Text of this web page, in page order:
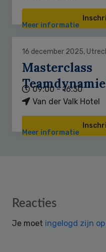
Meer informatie
16 december 2025,
Masterclass
09:00 - 16:30
Van der Valk Hotel
Meer informatie
Reader
Reacties
Je moet ingelogd zijn op